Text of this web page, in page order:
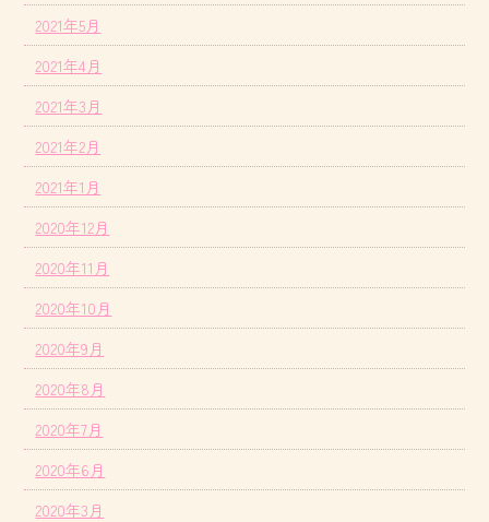
2021年5月
2021年4月
2021年3月
2021年2月
2021年1月
2020年12月
2020年11月
2020年10月
2020年9月
2020年8月
2020年7月
2020年6月
2020年3月